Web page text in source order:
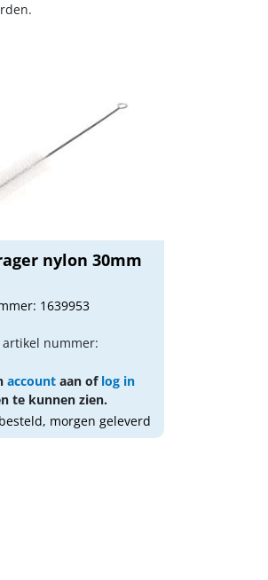
nylon 30mm
1639953
artikel nummer:
account aan of log in
te kunnen zien.
morgen geleverd